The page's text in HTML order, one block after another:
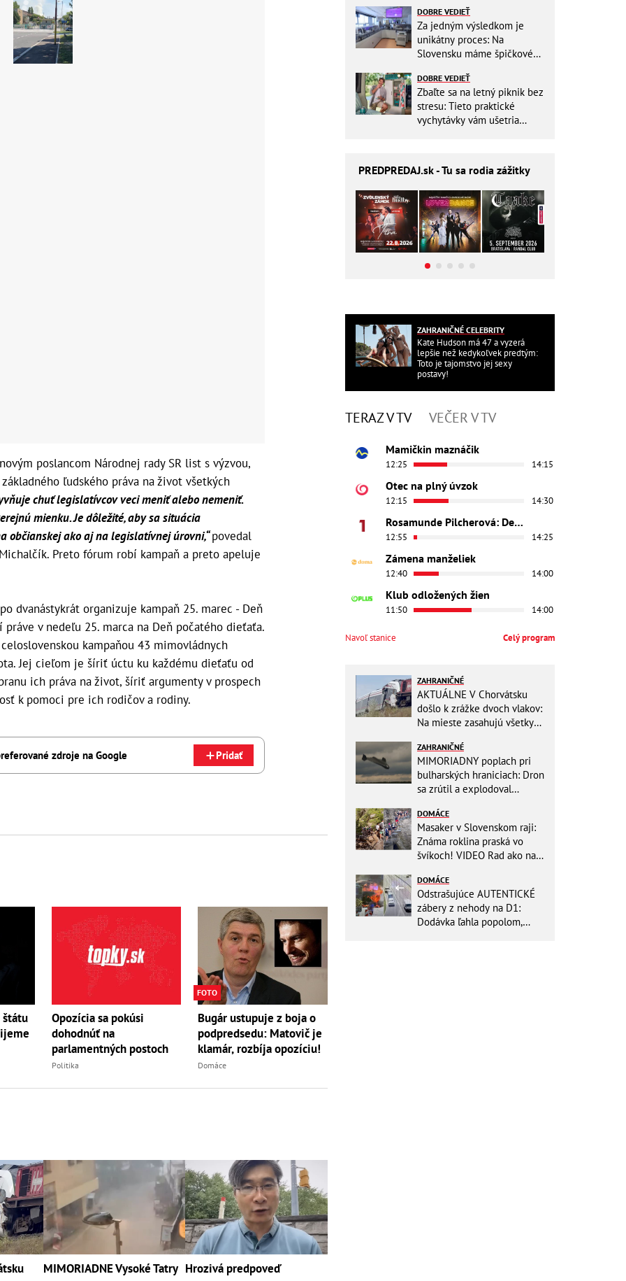
poslancom Národnej rady SR list s výzvou,
ľudského práva na život všetkých
chuť legislatívcov veci meniť alebo nemeniť.
mienku. Je dôležité, aby sa situácia
občianskej ako aj na legislatívnej úrovni,“povedal
Preto fórum robí kampaň a preto apeluje
dvanástykrát organizuje kampaň 25. marec - Deň
v nedeľu 25. marca na Deň počatého dieťaťa.
kampaňou 43 mimovládnych
Jej cieľom je šíriť úctu ku každému dieťaťu od
ich práva na život, šíriť argumenty v prospech
k pomoci pre ich rodičov a rodiny.
zdroje na Google Pridať
štátu
Opozícia sa pokúsi
dohodnúť na
parlamentných postoch
Politika
FOTO
Bugár ustupuje z boja o
podpredsedu: Matovič je
klamár, rozbíja opozíciu!
Domáce
MIMORIADNE Vysoké Tatry Hrozivá predpoveď
DOBRE VEDIEŤ
Za jedným výsledkom je
unikátny proces: Na
Slovensku máme špičkové
DOBRE VEDIEŤ
Zbaľte sa na letný piknik bez
stresu: Tieto praktické
vychytávky vám ušetria
PREDPREDAJ.sk - Tu sa rodia zážitky
ZAHRANIČNÉ CELEBRITY
Kate Hudson má 47 a vyzerá
lepšie než kedykoľvek predtým:
Toto je tajomstvo jej sexy
postavy!
TERAZ V TV VEČER V TV
Mamičkin maznáčik
12:25 14:15
Otec na plný úvzok
12:15 14:30
Rosamunde Pilcherová: Dedičstvo lásky
12:55 14:25
Zámena manželiek
12:40 14:00
Klub odložených žien
11:50 14:00
Navoľ stanice Celý program
ZAHRANIČNÉ
AKTUÁLNE V Chorvátsku
došlo k zrážke dvoch vlakov:
Na mieste zasahujú všetky
ZAHRANIČNÉ
MIMORIADNY poplach pri
bulharských hraniciach: Dron
sa zrútil a explodoval
DOMÁCE
Masaker v Slovenskom raji:
Známa roklina praská vo
švíkoch! VIDEO Rad ako na
DOMÁCE
Odstrašujúce AUTENTICKÉ
zábery z nehody na D1:
Dodávka ľahla popolom,